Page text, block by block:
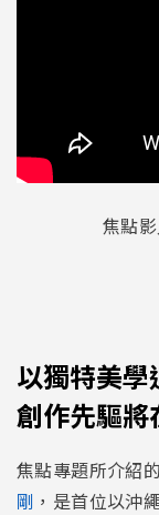
焦點
以獨特美學
創作先驅將
焦點專題所介
剛 ，是首位以沖